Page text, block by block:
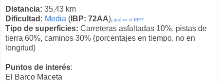
Distancia: 35,43 km
Dificultad: Media ( IBP: 72AA)¿qué es el IBP?
Tipo de superficies: Carreteras asfaltadas 10%, pistas de
tierra 60%, caminos 30% (porcentajes en tiempo, no en
longitud)
Puntos de interés:
El Barco Maceta